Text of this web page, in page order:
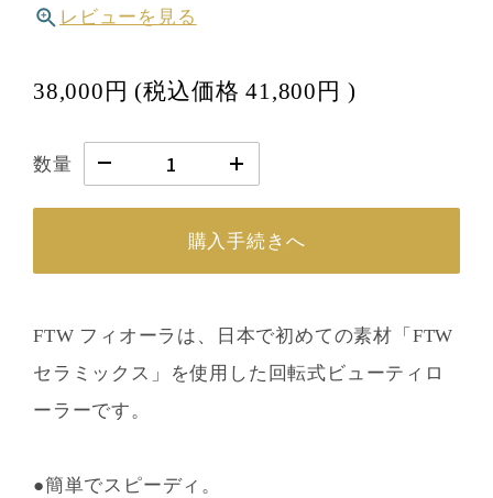
レビューを見る
38,000円 (税込価格41,800円 )
数量
購入手続きへ
FTW フィオーラは、日本で初めての素材「FTW
セラミックス」を使用した回転式ビューティロ
ーラーです。
●簡単でスピーディ。